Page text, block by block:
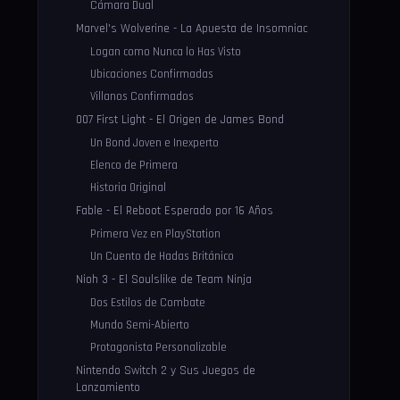
Cámara Dual
Marvel's Wolverine - La Apuesta de Insomniac
Logan como Nunca lo Has Visto
Ubicaciones Confirmadas
Villanos Confirmados
007 First Light - El Origen de James Bond
Un Bond Joven e Inexperto
Elenco de Primera
Historia Original
Fable - El Reboot Esperado por 16 Años
Primera Vez en PlayStation
Un Cuento de Hadas Británico
Nioh 3 - El Soulslike de Team Ninja
Dos Estilos de Combate
Mundo Semi-Abierto
Protagonista Personalizable
Nintendo Switch 2 y Sus Juegos de
Lanzamiento